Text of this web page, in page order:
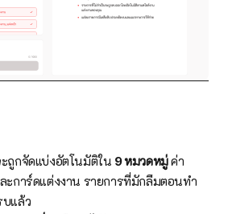
ถูกจัดแบ่งอัตโนมัติใน 9 หมวดหมู่ค่า
ะการ์ดแต่งงาน รายการที่มักลืมตอนทำ
บแล้ว